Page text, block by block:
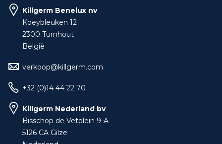
Killgerm Benelux nv
Koeybleuken 12
2300 Turnhout
België
verkoop@killgerm.com
+32 (0)14 44 22 70
Killgerm Nederland bv
Bisschop de Vetplein 9-A
5126 CA Gilze